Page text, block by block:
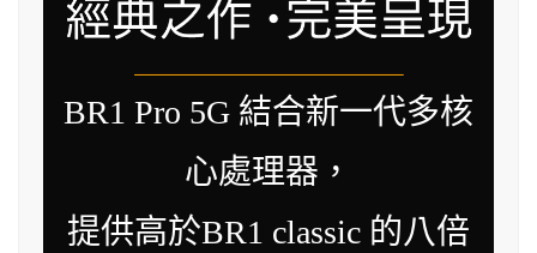
BR1 Pro 5G 結合新一代多核
心處理器，
提供高於BR1 classic 的八倍